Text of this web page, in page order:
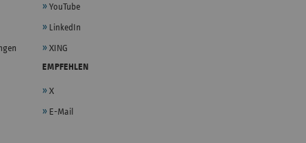
YouTube
LinkedIn
XING
EMPFEHLEN
X
E-Mail